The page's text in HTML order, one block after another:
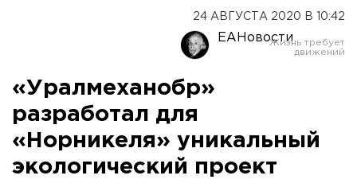
24 АВГУСТА 2020 В 10:42
ЕАНовости
«Уралмеханобр»
разработал для
«Норникеля» уникальный
экологический проект